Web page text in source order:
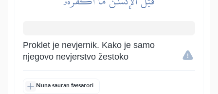
Proklet je nevjernik. Kako je samo
njegovo nevjerstvo žestoko
Nuna sauran fassarori